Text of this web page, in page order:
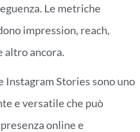
Le metriche
impression, reach,
altro ancora.
Instagram Stories sono uno
e versatile che può
online e